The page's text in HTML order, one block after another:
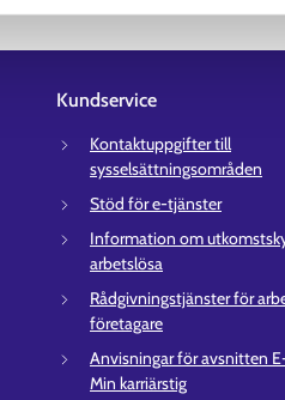
Kundservice
Kontaktuppgifter till
sysselsättningsområden
Stöd för e-tjänster
Information om
arbetslösa
Rådgivningstjänster för
företagare
Anvisningar för avsnitten
Min karriärstig